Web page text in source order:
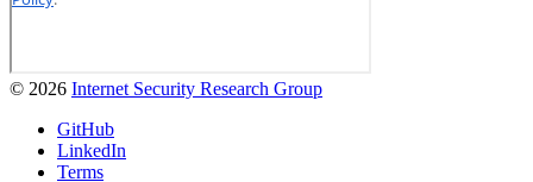
© 2026 Internet Security Research Group
GitHub
LinkedIn
Terms